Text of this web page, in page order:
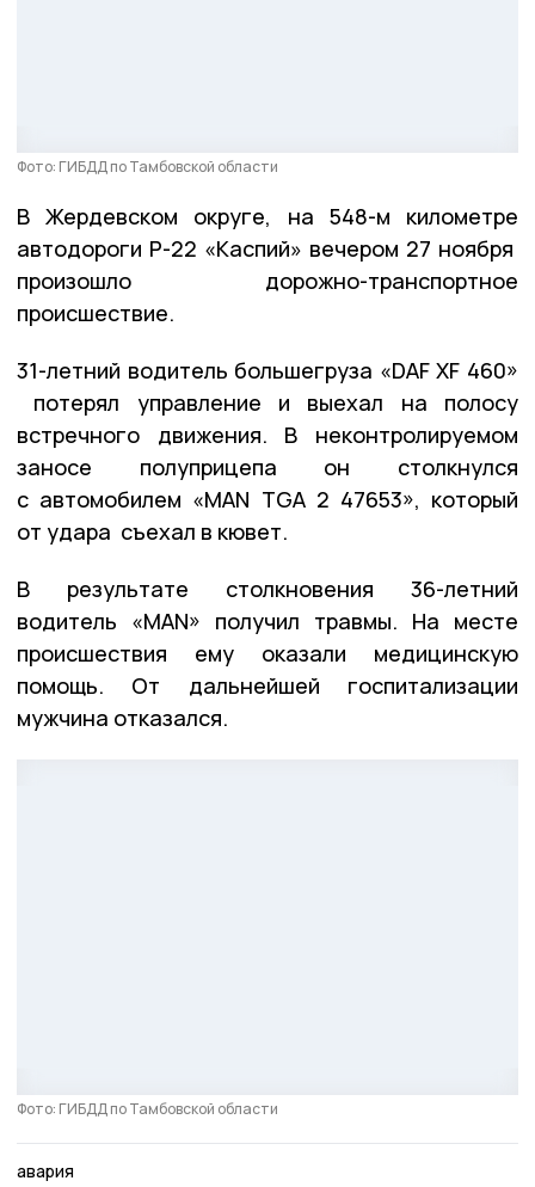
Фото: ГИБДД по Тамбовской области
В Жердевском округе, на 548-м километре
автодороги Р-22 «Каспий» вечером 27 ноября
произошло дорожно-транспортное
происшествие.
31-летний водитель большегруза «DAF XF 460»
потерял управление и выехал на полосу
встречного движения. В неконтролируемом
заносе полуприцепа он столкнулся
с автомобилем «MAN TGA 2 47653», который
от удара съехал в кювет.
В результате столкновения 36-летний
водитель «MAN» получил травмы. На месте
происшествия ему оказали медицинскую
помощь. От дальнейшей госпитализации
мужчина отказался.
Фото: ГИБДД по Тамбовской области
авария